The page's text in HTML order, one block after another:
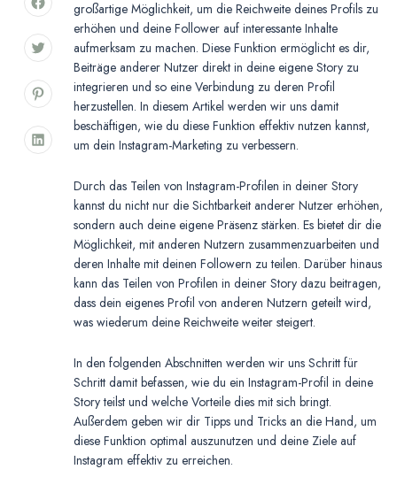
großartige Möglichkeit, um die Reichweite deines Profils zu
erhöhen und deine Follower auf interessante Inhalte
aufmerksam zu machen. Diese Funktion ermöglicht es dir,
Beiträge anderer Nutzer direkt in deine eigene Story zu
integrieren und so eine Verbindung zu deren Profil
herzustellen. In diesem Artikel werden wir uns damit
beschäftigen, wie du diese Funktion effektiv nutzen kannst,
um dein Instagram-Marketing zu verbessern.
Durch das Teilen von Instagram-Profilen in deiner Story
kannst du nicht nur die Sichtbarkeit anderer Nutzer erhöhen,
sondern auch deine eigene Präsenz stärken. Es bietet dir die
Möglichkeit, mit anderen Nutzern zusammenzuarbeiten und
deren Inhalte mit deinen Followern zu teilen. Darüber hinaus
kann das Teilen von Profilen in deiner Story dazu beitragen,
dass dein eigenes Profil von anderen Nutzern geteilt wird,
was wiederum deine Reichweite weiter steigert.
In den folgenden Abschnitten werden wir uns Schritt für
Schritt damit befassen, wie du ein Instagram-Profil in deine
Story teilst und welche Vorteile dies mit sich bringt.
Außerdem geben wir dir Tipps und Tricks an die Hand, um
diese Funktion optimal auszunutzen und deine Ziele auf
Instagram effektiv zu erreichen.